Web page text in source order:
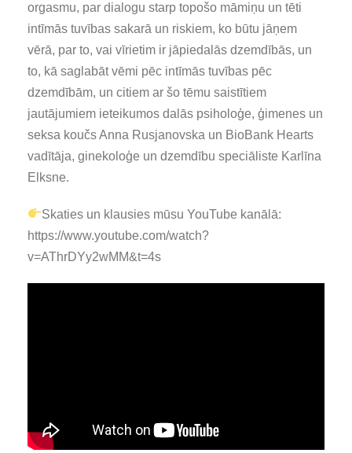
orgasmu, par dialogu starp topošo māmiņu un tēti
intīmās tuvības sakarā un riskiem, ko būtu jāņem
vērā, par to, vai vīrietim ir jāpiedalās dzemdībās, un
to, kā saglabāt vēmi pēc intīmās tuvības pēc
dzemdībām, un citiem ar šo tēmu saistītiem
jautājumiem ieteikumos dalās psiholoģe, ģimenes un
seksa koučs Anna Rusjanovska un BioBank Hearts
vadītāja, ginekoloģe un dzemdību speciāliste Karlīna
Elksne.
Skaties un klausies mūsu YouTube kanālā:
https://www.youtube.com/watch?
v=AThrDYy2wMM&t=4s